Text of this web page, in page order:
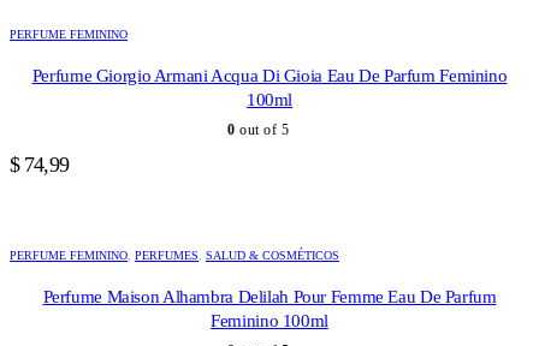
PERFUME FEMININO
Perfume Giorgio Armani Acqua Di Gioia Eau De Parfum Feminino
100ml
0 out of 5
$74,99
PERFUME FEMININO PERFUMES SALUD & COSMÉTICOS
Perfume Maison Alhambra Delilah Pour Femme Eau De Parfum
Feminino 100ml